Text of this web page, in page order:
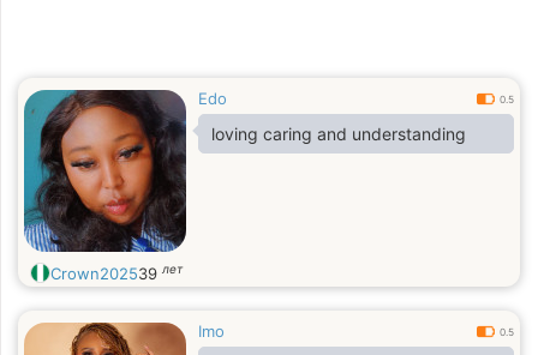
Edo 0.5
loving caring and understanding
Crown202539 лет
Imo 0.5